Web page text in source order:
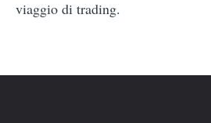
viaggio di trading.